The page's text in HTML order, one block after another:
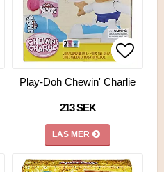
till i favoritlistan
till i favoritlistanLägg
Lägg
Play-Doh Chewin' Charlie
213 SEK
LÄS MER